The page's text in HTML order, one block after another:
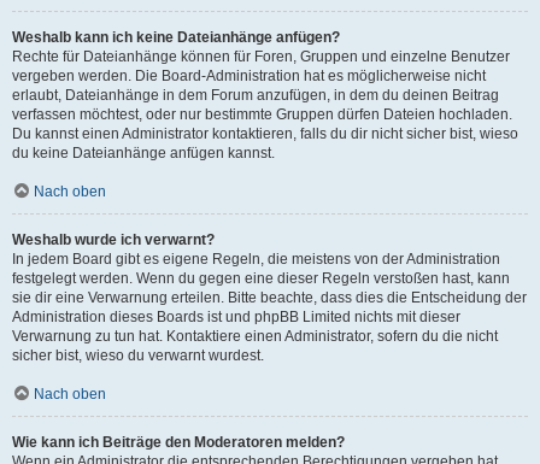
Weshalb kann ich keine Dateianhänge anfügen?
Rechte für Dateianhänge können für Foren, Gruppen und einzelne Benutzer
vergeben werden. Die Board-Administration hat es möglicherweise nicht
erlaubt, Dateianhänge in dem Forum anzufügen, in dem du deinen Beitrag
verfassen möchtest, oder nur bestimmte Gruppen dürfen Dateien hochladen.
Du kannst einen Administrator kontaktieren, falls du dir nicht sicher bist, wieso
du keine Dateianhänge anfügen kannst.
Nach oben
Weshalb wurde ich verwarnt?
In jedem Board gibt es eigene Regeln, die meistens von der Administration
festgelegt werden. Wenn du gegen eine dieser Regeln verstoßen hast, kann
sie dir eine Verwarnung erteilen. Bitte beachte, dass dies die Entscheidung der
Administration dieses Boards ist und phpBB Limited nichts mit dieser
Verwarnung zu tun hat. Kontaktiere einen Administrator, sofern du die nicht
sicher bist, wieso du verwarnt wurdest.
Nach oben
Wie kann ich Beiträge den Moderatoren melden?